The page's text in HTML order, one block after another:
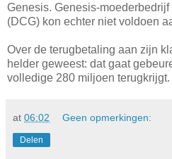
Genesis. Genesis-
(DCG) kon echter niet voldoen
Over de terugbetaling aan zijn
helder geweest: dat gaat
volledige 280 miljoen terugkrijgt.
at 06:02 Geen opmerkingen:
Delen